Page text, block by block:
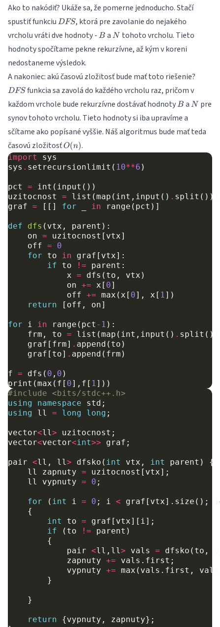
Ako to nakódiť? Ukáže sa, že pomerne jednoducho. Stačí
spustiť funkciu DFS
DFS, ktorá pre zavolanie do nejakého
vrcholu vráti dve hodnoty - B
B a N
N tohoto vrcholu. Tieto
hodnoty spočítame pekne rekurzívne, až kým v koreni
nedostaneme výsledok.
A nakoniec: akú časovú zložitosť bude mať toto riešenie?
DFS funkcia sa zavolá do každého vrcholu raz, pričom v
každom vrchole bude rekurzívne dostávať hodnoty B
B a N
N pre
synov tohoto vrcholu. Tieto hodnoty si iba upravíme a
sčítame ako popísané vyššie. Náš algoritmus bude mať teda
časovú zložitosťO(n)
O(n).
import
sys
sys . setrecursionlimit ( 10**6 )
pct = int ( input ())
uzitocnost
= list (map ( int , input () . split ()))
graf = [[] for in range ( pct )]
def dfs ( vtx , parent ):
on = uzitocnost [ vtx]
off =
0
for
to in graf [ vtx]:
if
to != parent :
x = dfs ( to , vtx )
on += x [ 0]
off += max ( x [ 0], x [ 1])
return
[ off , on]
for i in range ( pct - 1 ):
frm , to = list (map ( int , input () . split
graf [ frm] . append ( to )
graf [ to] . append ( frm )
f = dfs ( 0 , 0 )
print (max ( f [ 0], f [ 1]))
#include <bits/stdc++.h>
using
namespace std ;
using
ll = long long ;
vector<ll> uzitocnost ;
vector<vector<int>> graf ;
pair <ll , ll> dfsko ( int vtx , int parent )
{
ll
zapnuty = uzitocnost [ vtx];
ll
vypnuty = 0 ;
for ( int i = 0 ; i < graf [ vtx]. size ();
{
int
to = graf [ vtx][ i];
if
( to != parent )
{
pair <ll , ll> vals = dfsko ( to ,
zapnuty += vals . first ;
vypnuty += max ( vals . first , vals
}
}
return {vypnuty , zapnuty};